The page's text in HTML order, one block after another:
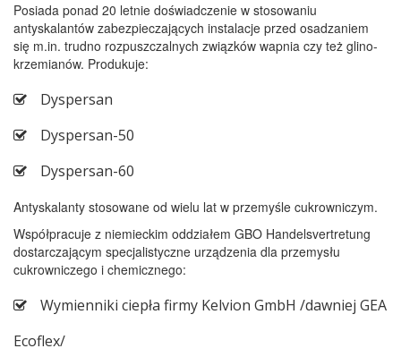
Posiada ponad 20 letnie doświadczenie w stosowaniu
antyskalantów zabezpieczających instalacje przed osadzaniem
się m.in. trudno rozpuszczalnych związków wapnia czy też glino-
krzemianów. Produkuje:
Dyspersan
Dyspersan-50
Dyspersan-60
Antyskalanty stosowane od wielu lat w przemyśle cukrowniczym.
Współpracuje z niemieckim oddziałem GBO Handelsvertretung
dostarczającym specjalistyczne urządzenia dla przemysłu
cukrowniczego i chemicznego:
Wymienniki ciepła firmy Kelvion GmbH /dawniej GEA
Ecoflex/